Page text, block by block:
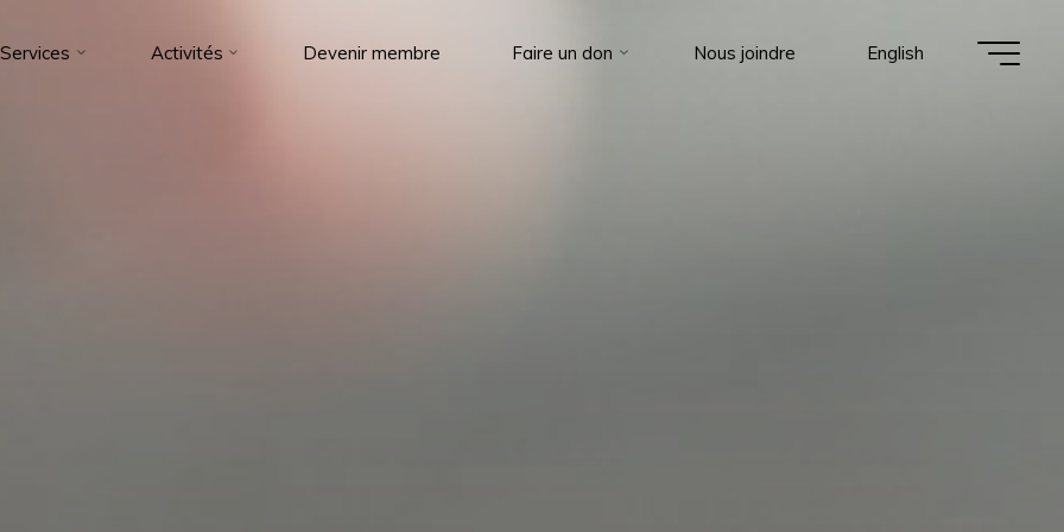
Services Activités Devenir membre Faire un don Nous joindre English